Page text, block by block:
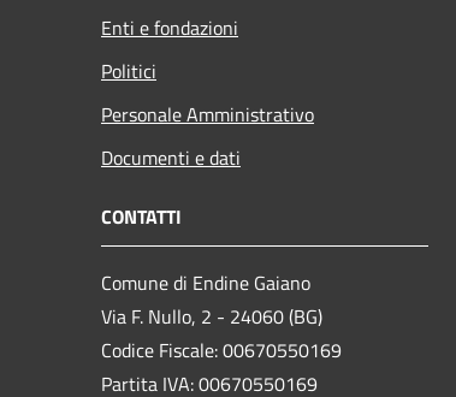
Enti e fondazioni
Politici
Personale Amministrativo
Documenti e dati
CONTATTI
Comune di Endine Gaiano
Via F. Nullo, 2 - 24060 (BG)
Codice Fiscale: 00670550169
Partita IVA: 00670550169